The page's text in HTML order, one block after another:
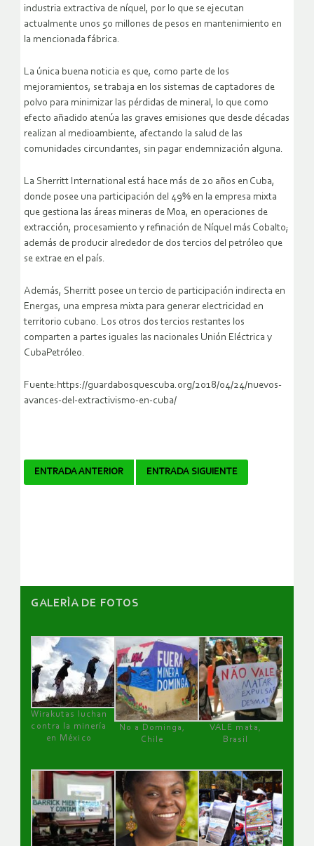
industria extractiva de níquel, por lo que se ejecutan
actualmente unos 50 millones de pesos en mantenimiento en
la mencionada fábrica.
La única buena noticia es que, como parte de los
mejoramientos, se trabaja en los sistemas de captadores de
polvo para minimizar las pérdidas de mineral, lo que como
efecto añadido atenúa las graves emisiones que desde décadas
realizan al medioambiente, afectando la salud de las
comunidades circundantes, sin pagar endemnización alguna.
La Sherritt International está hace más de 20 años en Cuba,
donde posee una participación del 49% en la empresa mixta
que gestiona las áreas mineras de Moa, en operaciones de
extracción, procesamiento y refinación de Níquel más Cobalto;
además de producir alrededor de dos tercios del petróleo que
se extrae en el país.
Además, Sherritt posee un tercio de participación indirecta en
Energas, una empresa mixta para generar electricidad en
territorio cubano. Los otros dos tercios restantes los
comparten a partes iguales las nacionales Unión Eléctrica y
CubaPetróleo.
Fuente:https://guardabosquescuba.org/2018/04/24/nuevos-
avances-del-extractivismo-en-cuba/
Navegador
ENTRADA ANTERIOR ENTRADA SIGUIENTE
GALERÌA DE FOTOS
Wirakutas luchan
contra la minería
en México
No a Dominga,
Chile
VALE mata,
Brasil